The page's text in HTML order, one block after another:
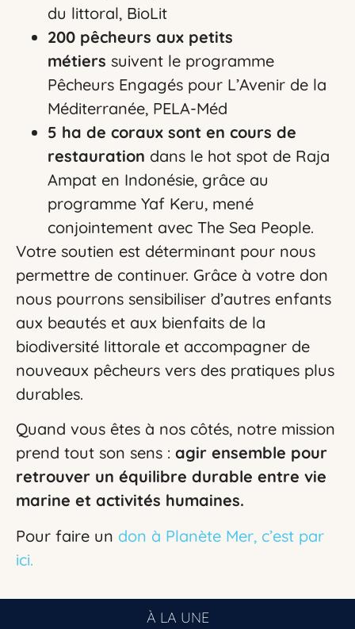
du littoral, BioLit
200 pêcheurs aux petits
métiers suivent le programme
Pêcheurs Engagés pour L’Avenir de la
Méditerranée, PELA-Méd
5 ha de coraux sont en cours de
restauration dans le hot spot de Raja
Ampat en Indonésie, grâce au
programme Yaf Keru, mené
conjointement avec The Sea People.
Votre soutien est déterminant pour nous
permettre de continuer. Grâce à votre don
nous pourrons sensibiliser d’autres enfants
aux beautés et aux bienfaits de la
biodiversité littorale et accompagner de
nouveaux pêcheurs vers des pratiques plus
durables.
Quand vous êtes à nos côtés, notre mission
prend tout son sens : agir ensemble pour
retrouver un équilibre durable entre vie
marine et activités humaines.
Pour faire un don à Planète Mer, c’est par
ici.
À LA UNE
Vous n’êtes pas encore inscrit à Biolit ?
Inscrivez-vous dès maintenant